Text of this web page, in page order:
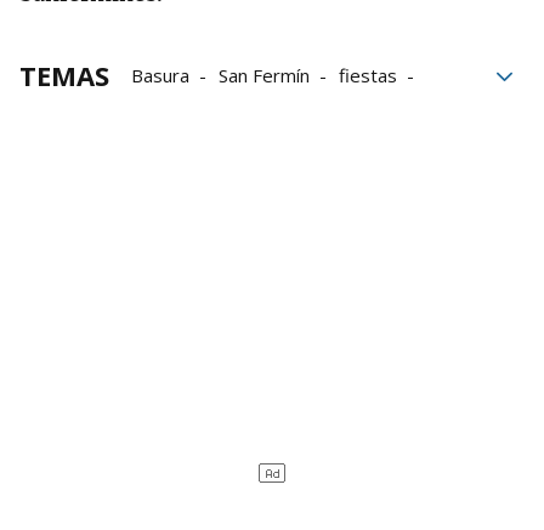
TEMAS Basura San Fermín
fiestas